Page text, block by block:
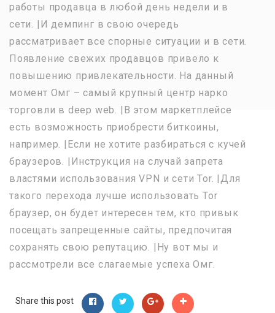
работы продавца в любой день недели и в
сети. |И демпинг в свою очередь
рассматривает все спорные ситуации и в сети.
Появление свежих продавцов привело к
повышению привлекательности. На данный
момент Омг – самый крупный центр нарко
торговли в deep web. |В этом маркетплейсе
есть возможность приобрести биткоины,
например. |Если не хотите разбираться с кучей
браузеров. |Инструкция на случай запрета
властями использования VPN и сети Tor. |Для
такого перехода лучше использовать Tor
браузер, он будет интересен тем, кто привык
посещать запрещенные сайты, предпочитая
сохранять свою репутацию. |Ну вот мы и
рассмотрели все слагаемые успеха Омг.
Share this post